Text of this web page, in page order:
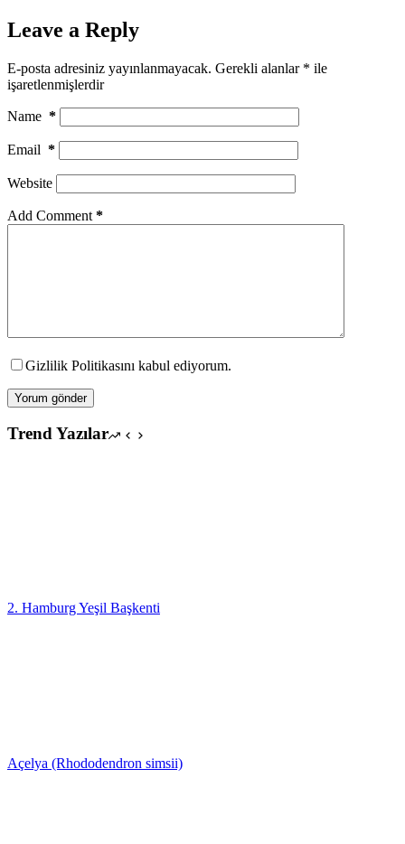
Leave a Reply
E-posta adresiniz yayınlanmayacak. Gerekli alanlar * ile
işaretlenmişlerdir
Name *
Email *
Website
Add Comment *
Gizlilik Politikasını kabul ediyorum.
Yorum gönder
Trend Yazılar
2. Hamburg Yeşil Başkenti
Açelya (Rhododendron simsii)